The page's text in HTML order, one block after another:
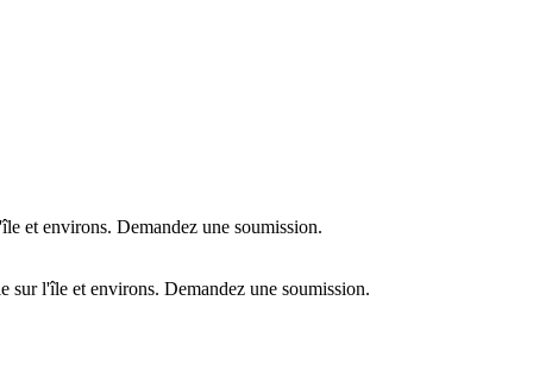
et environs. Demandez une soumission.
sur l'île et environs. Demandez une soumission.